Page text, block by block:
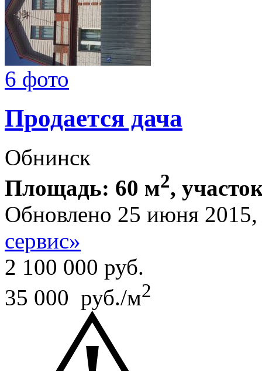
6 фото
Продается дача
Обнинск
Площадь: 60 м2,
Обновлено 25 июня
сервис»
2 100 000 руб.
35 000 руб./м2